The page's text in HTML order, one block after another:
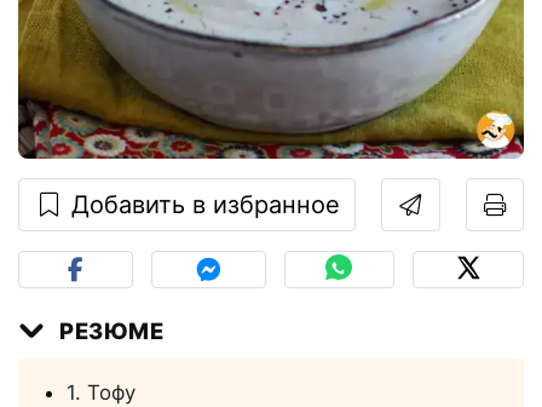
Добавить в избранное
РЕЗЮМЕ
1. Тофу